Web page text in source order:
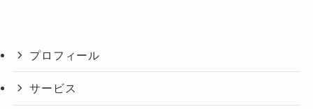
プロフィール
サービス